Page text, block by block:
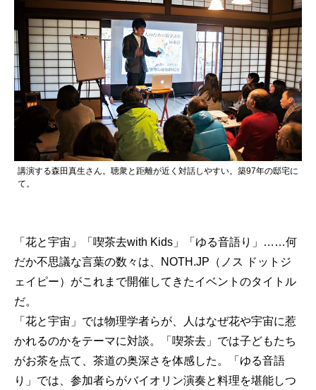
講演する森田真生さん。聴衆と距離が近く対話しやすい。築97年の邸宅に
て。
「花と宇宙」「喫茶去with Kids」「ゆる音語り」……何
だか不思議な言葉の数々は、NOTH.JP（ノス ドットジ
ェイピー）がこれまで開催してきたイベントのタイトル
だ。
「花と宇宙」では物理学者らが、人はなぜ花や宇宙に惹
かれるのかをテーマに対談。「喫茶去」では子どもたち
がお茶を点て、茶道の奥深さを体感した。「ゆる音語
り」では、参加者らがバイオリン演奏と料理を堪能しつ